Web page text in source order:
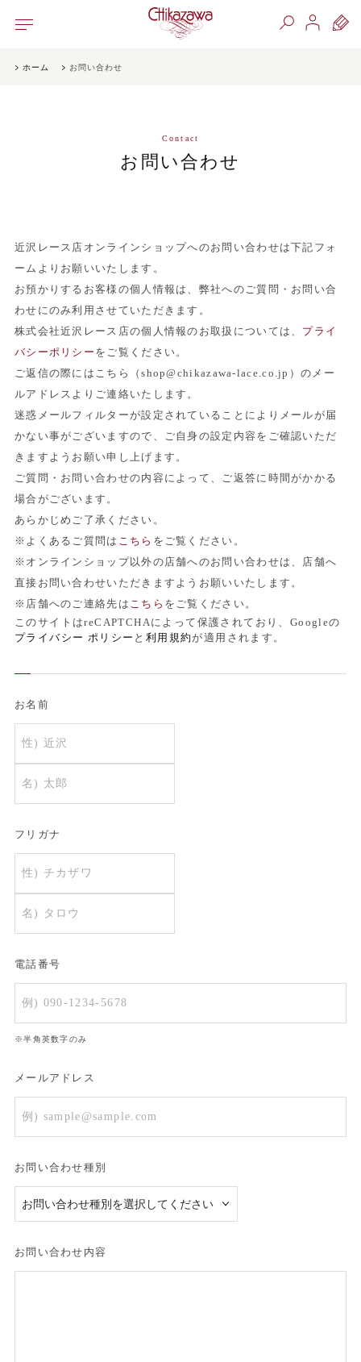
ホーム お問い合わせ
Contact
お問い合わせ
近沢レース店オンラインショップへのお問い合わせは下記フォ
ームよりお願いいたします。
お預かりするお客様の個人情報は、弊社へのご質問・お問い合
わせにのみ利用させていただきます。
株式会社近沢レース店の個人情報のお取扱については、 プライ
バシーポリシー をご覧ください。
ご返信の際にはこちら（shop@chikazawa-lace.co.jp）のメー
ルアドレスよりご連絡いたします。
迷惑メールフィルターが設定されていることによりメールが届
かない事がございますので、ご自身の設定内容をご確認いただ
きますようお願い申し上げます。
ご質問・お問い合わせの内容によって、ご返答に時間がかかる
場合がございます。
あらかじめご了承ください。
※よくあるご質問は こちら をご覧ください。
※オンラインショップ以外の店舗へのお問い合わせは、店舗へ
直接お問い合わせいただきますようお願いいたします。
※店舗へのご連絡先は こちら をご覧ください。
このサイトはreCAPTCHAによって保護されており、Googleの
プライバシー ポリシー と 利用規約が適用されます。
お名前
フリガナ
電話番号
※半角英数字のみ
メールアドレス
お問い合わせ種別
お問い合わせ内容